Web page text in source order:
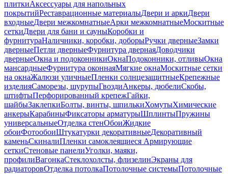
плиткиАксессуары для напольных
покрытийРеставрационные материалыДвери и аркиДвери
входныеДвери межкомнатныеАрки межкомнатныеМоскитные
сеткиДвери для бани и сауныКоробки и
фурнитураНаличники, коробки, доборыРучки дверныеЗамки
дверныеПетли дверныеФурнитура двернаяДоводчики
дверныеОкна и подоконникиОкнаПодоконники, отливыОкна
мансардныеФурнитура оконнаяМягкие окнаМоскитные сетки
на окнаЖалюзи уличныеПленки солнцезащитныеКрепежные
изделияСаморезы, шурупыГвоздиАнкеры, дюбелиСкобы,
штифтыПерфорированный крепежГайки,
шайбыЗаклепкиБолты, винты, шпилькиХомутыХимические
анкерыКарабиныФиксаторы арматурыШплинтыПружины
универсальныеОтделка стенОбоиЖидкие
обоиФотообоиШтукатурки декоративныеДекоративный
каменьСкиналиПленки самоклеящиеся Армирующие
сеткиСтеновые панелиУголки, маяки,
профилиВагонкаСтеклохолсты, флизелинЭкраны для
радиаторовОтделка потолкаПотолочные системыПотолочные